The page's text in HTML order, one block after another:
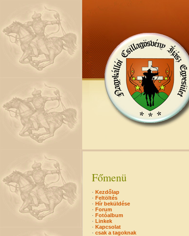
Főmenü
· Kezdőlap
· Feltöltés
· Hír beküldése
· Forum
· Fotóalbum
· Linkek
· Kapcsolat
· csak a tagoknak